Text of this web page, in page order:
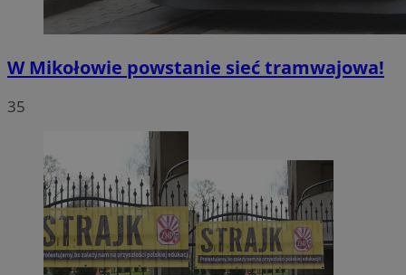
W Mikołowie powstanie sieć tramwajowa!
35